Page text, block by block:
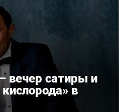
вечер сатиры и
в